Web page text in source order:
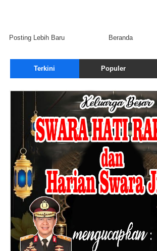
Posting Lebih Baru Beranda
Terkini Populer